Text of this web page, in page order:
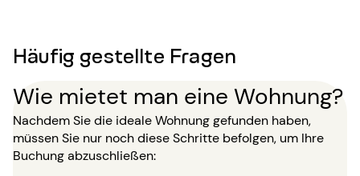
Häufig gestellte Fragen
Wie mietet man eine Wohnung?
Nachdem Sie die ideale Wohnung gefunden haben,
müssen Sie nur noch diese Schritte befolgen, um Ihre
Buchung abzuschließen: